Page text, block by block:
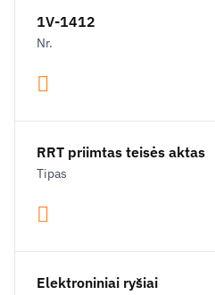
1V-1412
Nr.
RRT priimtas teisės aktas
Tipas
Elektroniniai ryšiai